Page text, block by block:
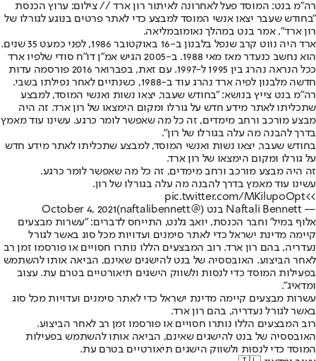
רה"מ בנט: המוסד פעל לאחרונה לאיתור רון ארד // צילום: ערוץ הכנסת
"בחודש שעבר יצאו אנשי המוסד למבצע כדי לאתר פרטים בנוגע לגורלו של
רון ארד", אמר בנט במהלך נאומובמליאה.
ארד היה נווט קרב שנפל בלבנון ב-16 באוקטובר 1986, לפני כמעט 35 שנים.
הוא נחשב כנעדר מאז מאי 1988. ב-2005 הגיש אמ"ן דו"ח סודי שלפיו ארד
ככל הנראה נהרג בין 1995 ל-1997. עם זאת, בפברואר 2016 פורסמה עדות
חדשה מלבנון לפיה ארד נהרג עוד ב-1988, כשנתיים לאחר נפילתו בשבי.
רה"מ בנט צייץ בנושא: "בחודש שעבר, יצאו נשות ואנשי המוסד, למבצע
שתכליתו לאתר מידע חדש על גורלו ומקום הימצאו של רון ארד. זה היה
מבצע מורכב ורחב מימדים, זה כל מה שאפשר לומר כרגע. עשינו עוד מאמץ
בדרך להבנה מה עלה בגורלו של רון".
בחודש שעבר, יצאו נשות ואנשי המוסד, למבצע שתכליתו לאתר מידע חדש
על גורלו ומקום הימצאו של רון ארד.
זה היה מבצע מורכב ורחב מימדים, זה כל מה שאפשר לומר כרגע.
עשינו עוד מאמץ בדרך להבנה מה עלה בגורלו של רון.
>>
pic.twitter.com/MKilupoOpt
— Naftali Bennett בנט (@naftalibennett)
October 4, 2021
אלוף במיל' וחבר הכנסת, יואב גלנט, התייחס לדברים: "עשרות מבצעים
קיימה מדינת ישראל כדי לאתר סימנים ועדויות מכל סוג באשר לגורל
נעדריה, בהם רון ארד. רוב המבצעים הללו נותרו חסויים או פורסמו זמן רב
לאחר הביצוע. האובססיה של בנט להישגים שאינם, הביאה אותו להשתמש
בפעילות המוסד כדי לנסות ולשווק הישגים תיאורטיים בטרם עת. עצוב
ומדאיג".
עשרות מבצעים קיימה מדינת ישראל כדי לאתר סימנים ועדויות מכל סוג
באשר לגורל נעדריה, בהם רון ארד.
רוב המבצעים הללו נותרו חסויים או פורסמו זמן רב לאחר הביצוע.
האובססיה של בנט להישגים שאינם, הביאה אותו להשתמש בפעילות
המוסד כדי לנסות ולשווק הישגים תיאורטיים בטרם עת.